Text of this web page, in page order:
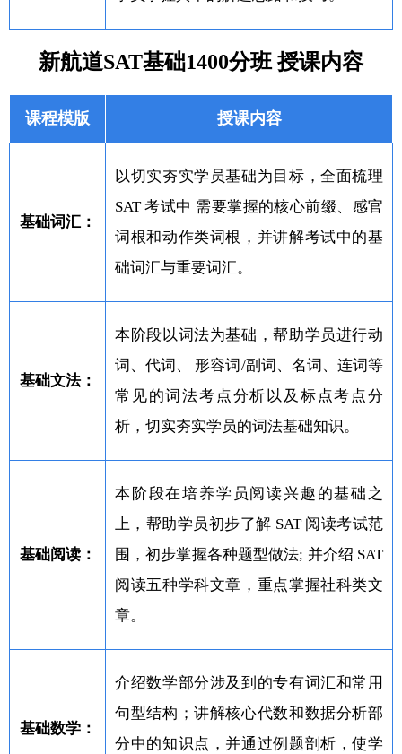
新航道SAT基础1400分班 授课内容
课程模版 授课内容
基础词汇：
以切实夯实学员基础为目标，全面梳理
SAT 考试中 需要掌握的核心前缀、感官
词根和动作类词根，并讲解考试中的基
础词汇与重要词汇。
基础文法：
本阶段以词法为基础，帮助学员进行动
词、代词、 形容词/副词、名词、连词等
常见的词法考点分析以及标点考点分
析，切实夯实学员的词法基础知识。
基础阅读：
本阶段在培养学员阅读兴趣的基础之
上，帮助学员初步了解 SAT 阅读考试范
围，初步掌握各种题型做法; 并介绍 SAT
阅读五种学科文章，重点掌握社科类文
章。
基础数学：
介绍数学部分涉及到的专有词汇和常用
句型结构；讲解核心代数和数据分析部
分中的知识点，并通过例题剖析，使学